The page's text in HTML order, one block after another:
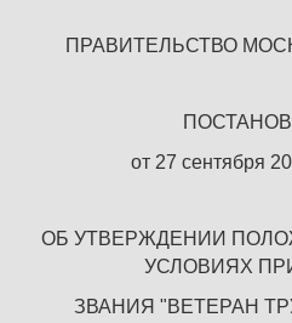
ПРАВИТЕЛЬСТВО
от 27 сентября
ОБ УТВЕРЖДЕНИИ
УСЛОВИЯХ
ЗВАНИЯ "ВЕТЕРАН